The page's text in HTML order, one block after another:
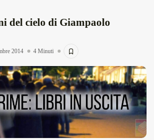
del cielo di Giampaolo
2014 4 Minuti